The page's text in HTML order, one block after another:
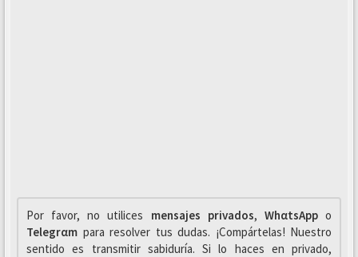
Por favor, no utilices mensajes privados, WhαtsAppo
Telegrαm para resolver tus dudas. ¡Compártelas! Nuestro
sentido es transmitir sabiduría. Si lo haces en privado,